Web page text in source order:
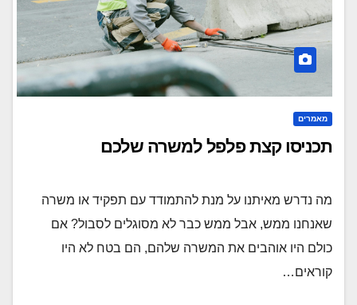
מאמרים
תכניסו קצת פלפל למשרה שלכם
מה נדרש מאיתנו על מנת להתמודד עם תפקיד או משרה
שאנחנו ממש, אבל ממש כבר לא מסוגלים לסבול? אם
כולם היו אוהבים את המשרה שלהם, הם בטח לא היו
קוראים…